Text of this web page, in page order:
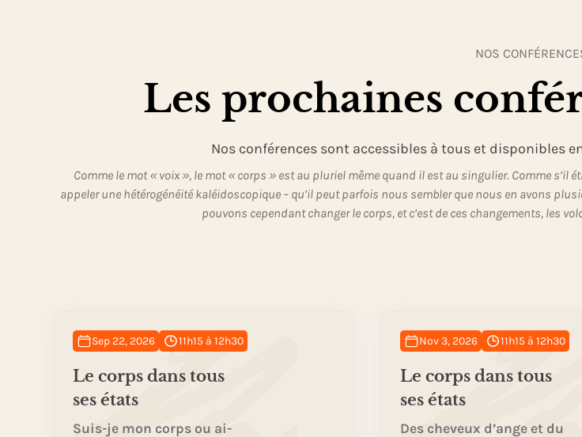
NOS
Les prochaines
Nos conférences sont accessibles à tous et disponibles
Comme le mot « voix », le mot « corps » est au pluriel même quand il est au singulier. Comme
appeler une hétérogénéité kaléidoscopique – qu’il peut parfois nous sembler que nous en avons
pouvons cependant changer le corps, et c’est de ces changements, les
Sep 22, 2026 11h15 à 12h30
Le corps dans tous
ses états
Suis-je mon corps ou ai-
Nov 3, 2026 11h15 à 12h30
Le corps dans tous
ses états
Des cheveux d’ange et du